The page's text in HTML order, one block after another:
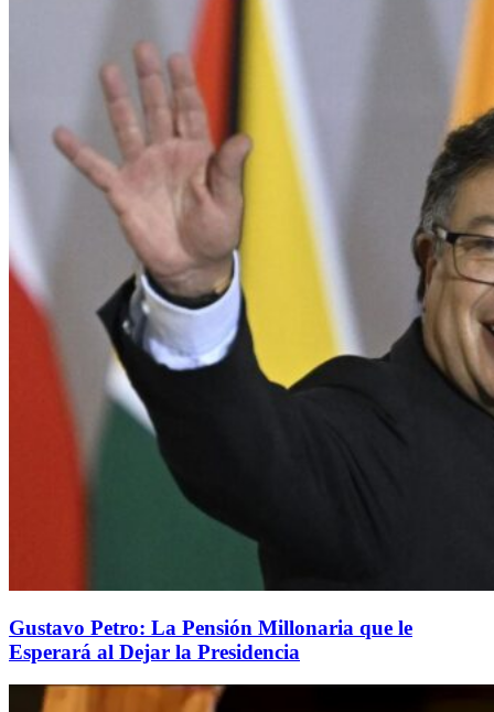
Gustavo Petro: La Pensión Millonaria que le
Esperará al Dejar la Presidencia